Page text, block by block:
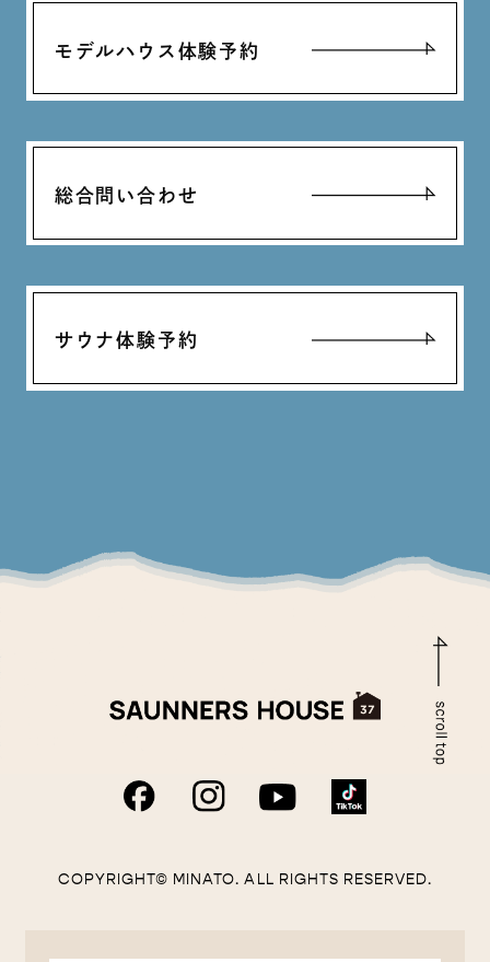
モデルハウス体験予約
総合問い合わせ
サウナ体験予約
COPYRIGHT© MINATO. ALL RIGHTS RESERVED.